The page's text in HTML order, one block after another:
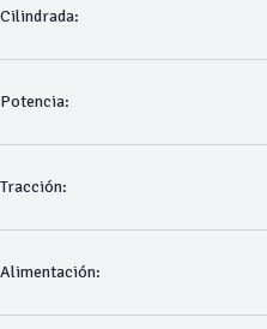
Cilindrada:
Potencia:
Tracción:
Alimentación: